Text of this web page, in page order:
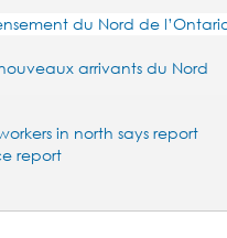
du Nord de
arrivants du Nord
in north says report
report